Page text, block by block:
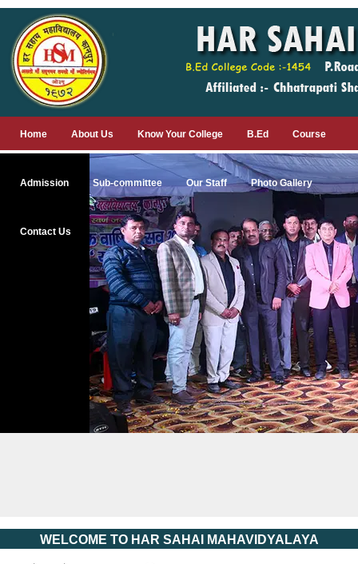
Home About Us Know Your College B.Ed Course
Admission Sub-committee Our Staff Photo Gallery
Contact Us
WELCOME TO HAR SAHAI MAHAVIDYALAYA